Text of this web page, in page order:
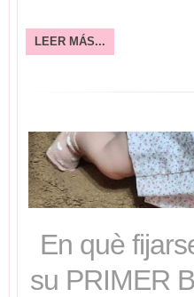
LEER MÁS...
En què
su PRIMER